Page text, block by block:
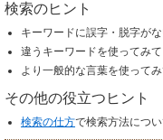
検索のヒント
キーワードに誤字・脱字が
違うキーワードを使ってみて
より一般的な言葉を使ってみ
その他の役立つヒント
検索の仕方で検索方法につ